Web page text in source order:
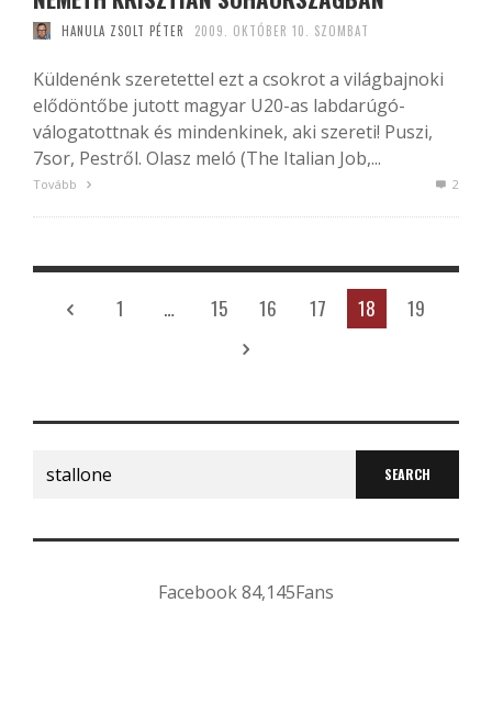
HANULA ZSOLT PÉTER 2009. OKTÓBER 10. SZOMBAT
Küldenénk szeretettel ezt a csokrot a világbajnoki
elődöntőbe jutott magyar U20-as labdarúgó-
válogatottnak és mindenkinek, aki szereti! Puszi,
7sor, Pestről. Olasz meló (The Italian Job,...
Tovább 2
1 … 15 16 17 18 19
Search
for:
Facebook84,145Fans